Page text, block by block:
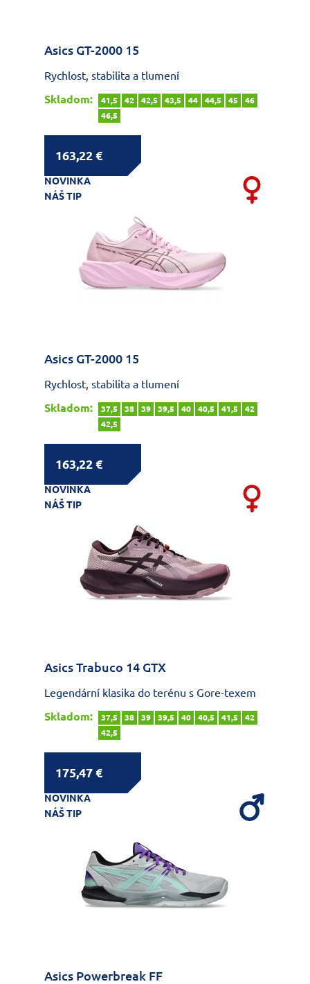
Asics GT-2000 15
Rychlost, stabilita a tlumení
Skladom:
41,5 42 42,5 43,5 44 44,5 45
46
46,5
163,22 €
NOVINKA
NÁŠ TIP
Asics GT-2000 15
Rychlost, stabilita a tlumení
Skladom:
37,5 38 39 39,5 40 40,5 41,5
42
42,5
163,22 €
NOVINKA
NÁŠ TIP
Asics Trabuco 14 GTX
Legendární klasika do terénu s Gore-texem
Skladom:
37,5 38 39 39,5 40 40,5 41,5
42
42,5
175,47 €
NOVINKA
NÁŠ TIP
Asics Powerbreak FF